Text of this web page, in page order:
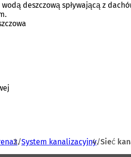
deszczową spływającą z
System kanalizacyjny Sieć